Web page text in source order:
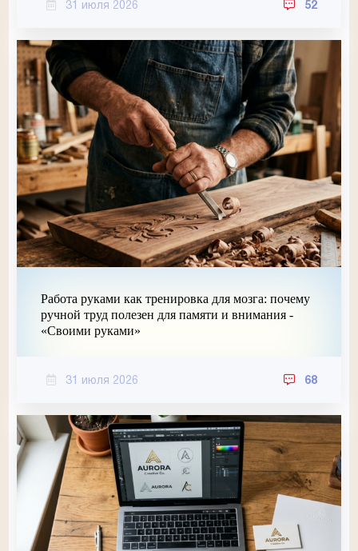
31 июля 2026 52
Работа руками как тренировка для мозга: почему
ручной труд полезен для памяти и внимания -
«Своими руками»
31 июля 2026 68